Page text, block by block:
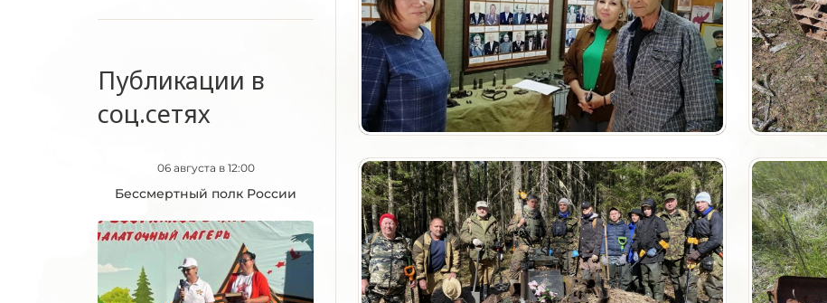
Публикации в
соц.сетях
06 августа в 12:00
Бессмертный полк России